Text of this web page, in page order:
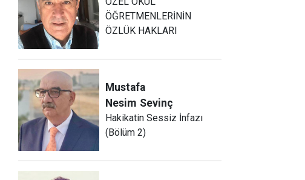
ÖĞRETMENLERİNİN
ÖZLÜK HAKLARI
Mustafa
Nesim Sevinç
Hakikatin Sessiz İnfazı
(Bölüm 2)